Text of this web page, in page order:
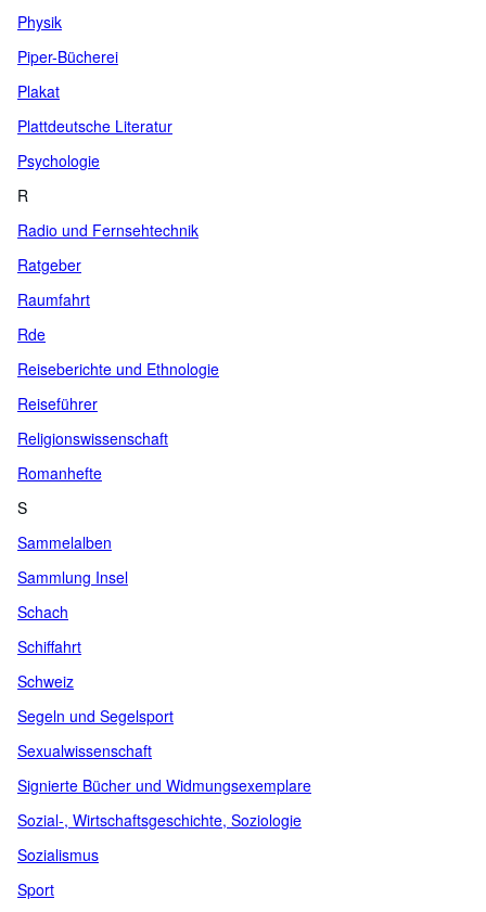
Physik
Piper-Bücherei
Plakat
Plattdeutsche Literatur
Psychologie
R
Radio und Fernsehtechnik
Ratgeber
Raumfahrt
Rde
Reiseberichte und Ethnologie
Reiseführer
Religionswissenschaft
Romanhefte
S
Sammelalben
Sammlung Insel
Schach
Schiffahrt
Schweiz
Segeln und Segelsport
Sexualwissenschaft
Signierte Bücher und Widmungsexemplare
Sozial-, Wirtschaftsgeschichte, Soziologie
Sozialismus
Sport